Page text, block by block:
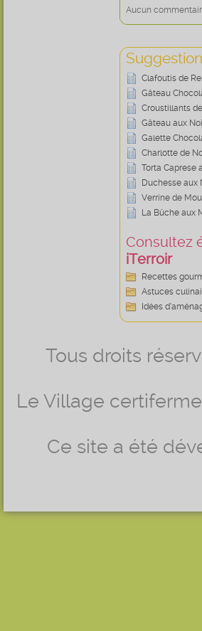
Aucun
Clafoutis de
Gâteau
Croustillants
Gâteau aux
Galette
Charlotte de
Torta Caprese
Duchesse aux
Verrine de
La Bûche aux
Consultez
iTerroir
Recettes
Astuces
Idées
Tous droits
Le Village
Ce site a été